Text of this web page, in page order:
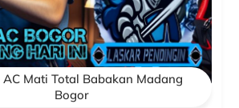
AC Mati Total Babakan Madang
Bogor